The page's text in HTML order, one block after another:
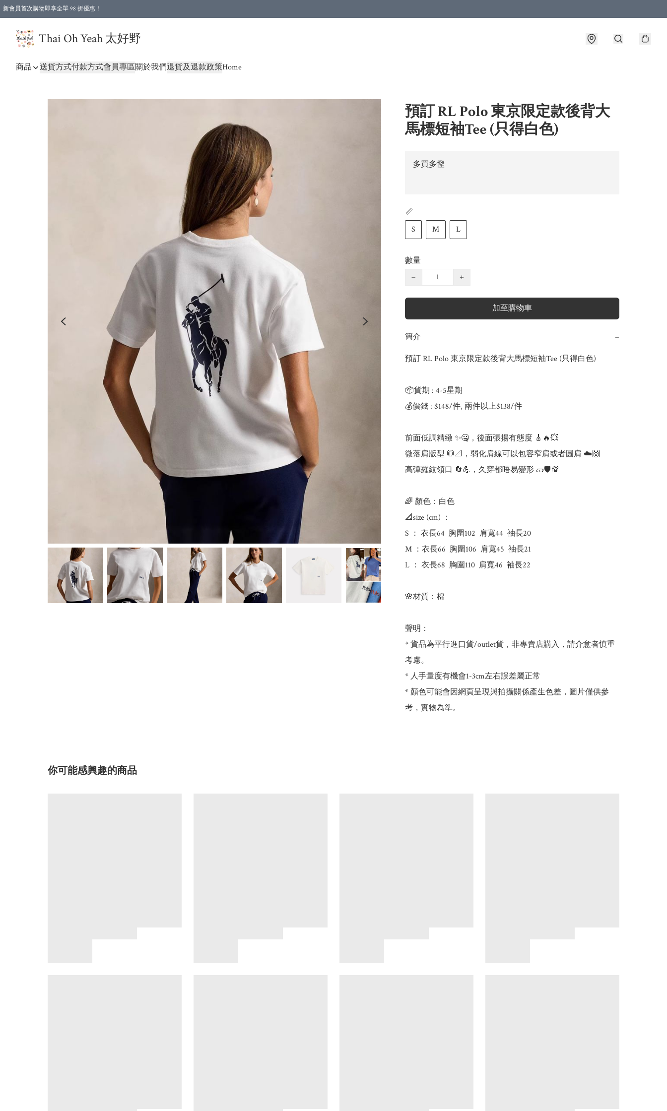
新會員首次購物即享全單 98 折優惠！
Thai Oh Yeah 太好野
商品 送貨方式付款方式會員專區關於我們退貨及退款政策Home
預訂 RL Polo 東京限定款後背大
馬標短袖Tee (只得白色)
多買多慳
📏
S
M L
數量
−
+
加至購物車
簡介 −
預訂 RL Polo 東京限定款後背大馬標短袖Tee (只得白色)
📦貨期 : 4-5星期
💰價錢 : $148/件, 兩件以上$138/件
前面低調精緻 ✨🤐，後面張揚有態度 🎸🔥💥
微落肩版型 🧥📐，弱化肩線可以包容窄肩或者圓肩 ☁️🙌
高彈羅紋領口 🔄💪，久穿都唔易變形 🧱🛡️💯
🌈 顏色：白色
📐size (cm) ：
S ： 衣長64  胸圍102  肩寬44  袖長20
M ：衣長66  胸圍106  肩寬45  袖長21
L ： 衣長68  胸圍110  肩寬46  袖長22
🌸材質：棉
聲明：
* 貨品為平行進口貨/outlet貨，非專賣店購入，請介意者慎重
考慮。
* 人手量度有機會1-3cm左右誤差屬正常
* 顏色可能會因網頁呈現與拍攝關係產生色差，圖片僅供參
你可能感興趣的商品